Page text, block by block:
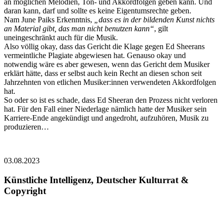
daran kann, darf und sollte es keine Eigentumsrechte geben.
Nam June Paiks Erkenntnis,
„dass es in der bildenden Kunst nichts
an Material gibt, das man nicht benutzen kann“, gilt
uneingeschränkt auch für die Musik.
Also völlig okay, dass das Gericht die Klage gegen Ed Sheerans
vermeintliche Plagiate abgewiesen hat. Genauso okay und
notwendig wäre es aber gewesen, wenn das Gericht dem Musiker
erklärt hätte, dass er selbst auch kein Recht an diesen schon seit
Jahrzehnten von etlichen Musiker:innen verwendeten Akkordfolgen
hat.
So oder so ist es schade, dass Ed Sheeran den Prozess nicht verloren
hat. Für den Fall einer Niederlage nämlich hatte der Musiker sein
Karriere-Ende angekündigt und angedroht, aufzuhören, Musik zu
produzieren…
03.08.2023
Künstliche Intelligenz, Deutscher Kulturrat &
Copyright